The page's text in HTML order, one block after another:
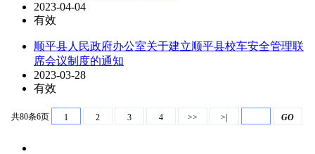
2023-04-04
有效
顺平县人民政府办公室关于建立顺平县校车安全管理联
席会议制度的通知
2023-03-28
有效
共80条6页 1 2 3 4 >> >| GO